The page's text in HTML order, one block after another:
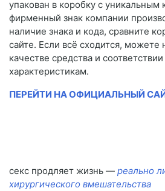
упакован в коробку с уникальным
фирменный знак компании
наличие знака и кода, сравните
сайте. Если всё сходится, можете
качестве средства и
характеристикам.
ПЕРЕЙТИ НА ОФИЦИАЛЬНЫЙ
секс продляет жизнь — реально
хирургического вмешательства